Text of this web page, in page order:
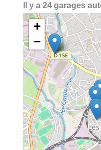
Il y a 24 garages
+
−